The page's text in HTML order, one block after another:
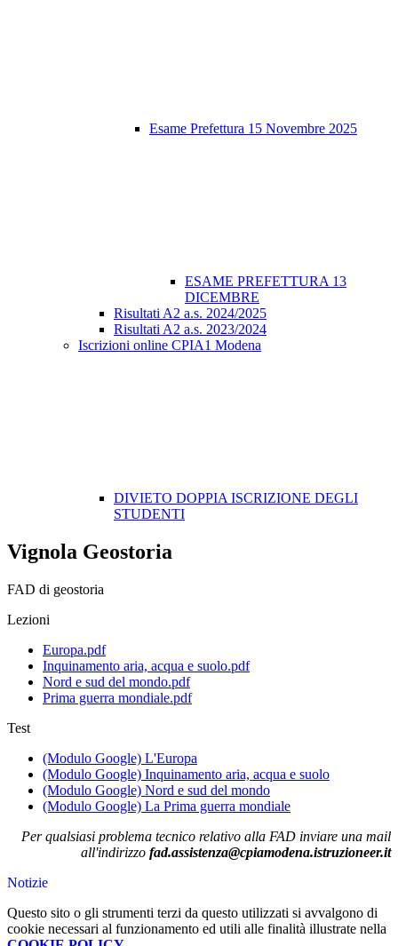
Esame Prefettura 15 Novembre 2025
ESAME PREFETTURA 13
DICEMBRE
Risultati A2 a.s. 2024/2025
Risultati A2 a.s. 2023/2024
Iscrizioni online CPIA1 Modena
DIVIETO DOPPIA ISCRIZIONE DEGLI
STUDENTI
Vignola Geostoria
FAD di geostoria
Lezioni
Europa.pdf
Inquinamento aria, acqua e suolo.pdf
Nord e sud del mondo.pdf
Prima guerra mondiale.pdf
Test
(Modulo Google) L'Europa
(Modulo Google) Inquinamento aria, acqua e suolo
(Modulo Google) Nord e sud del mondo
(Modulo Google) La Prima guerra mondiale
Per qualsiasi problema tecnico relativo alla FAD inviare una mail
all'indirizzo fad.assistenza@cpiamodena.istruzioneer.it
Notizie
Questo sito o gli strumenti terzi da questo utilizzati si avvalgono di
cookie necessari al funzionamento ed utili alle finalità illustrate nella